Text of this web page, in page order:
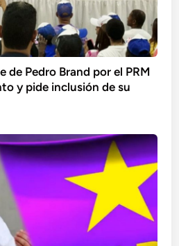
de Pedro Brand por el PRM
y pide inclusión de su